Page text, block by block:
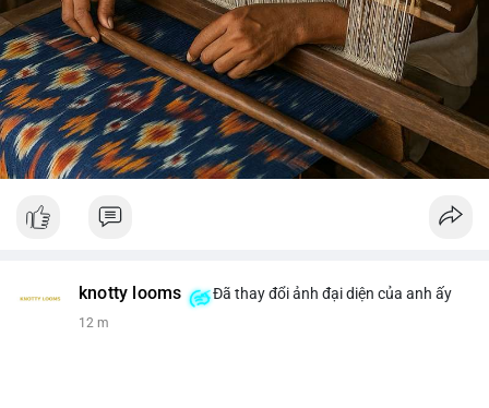
knotty looms Đã thay đổi ảnh đại diện của anh ấy
12 m